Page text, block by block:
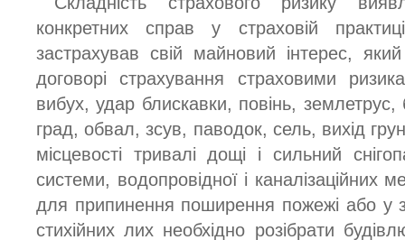
конкретних справ у страховій
застрахував свій майновий інтерес,
договорі страхування страховими
вибух, удар блискавки, повінь,
град, обвал, зсув, паводок, сель, вихід
місцевості тривалі дощі і сильний
системи, водопровідної і каналізаційних
для припинення поширення пожежі або у
стихійних лих необхідно розібрати